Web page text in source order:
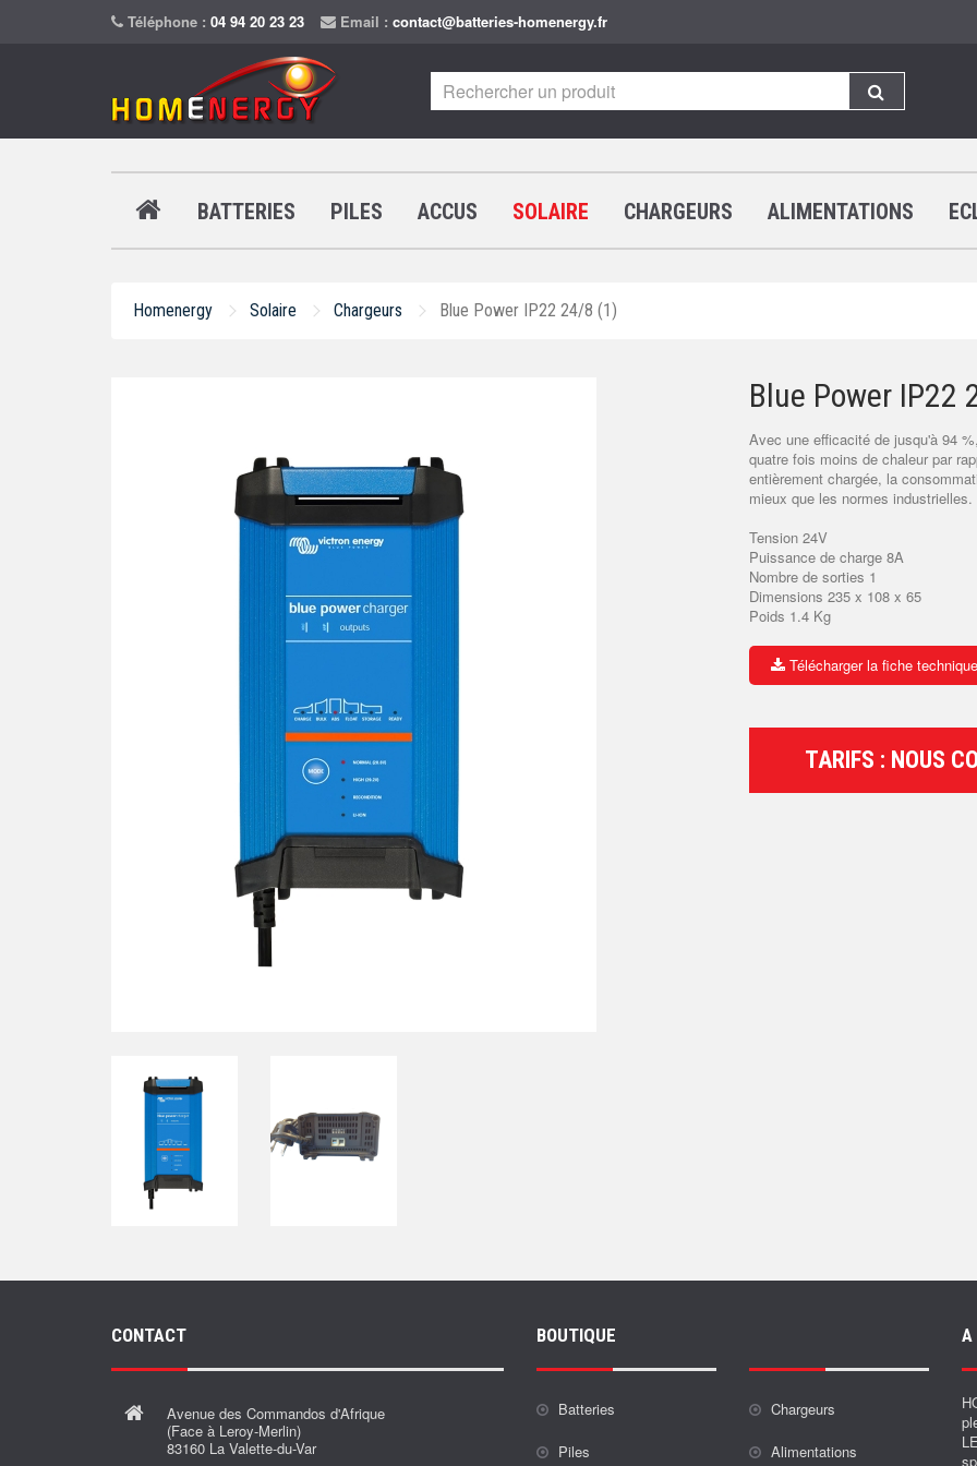
Téléphone : 04 94 20 23 23 Email : contact@batteries-homenergy.fr
BATTERIES PILES ACCUS SOLAIRE CHARGEURS ALIMENTATIONS
Homenergy Solaire Chargeurs Blue Power IP22 24/8 (1)
Blue Power IP22
Avec une efficacité de jusqu'à 94
quatre fois moins de chaleur par
entièrement chargée, la
mieux que les normes industrielles.
Tension 24V
Puissance de charge 8A
Nombre de sorties 1
Dimensions 235 x 108 x 65
Poids 1.4 Kg
Télécharger la fiche
TARIFS : NOUS
CONTACT
Avenue des Commandos d'Afrique
(Face à Leroy-Merlin)
83160 La Valette-du-Var
BOUTIQUE
Batteries
Piles
Chargeurs
Alimentations
A